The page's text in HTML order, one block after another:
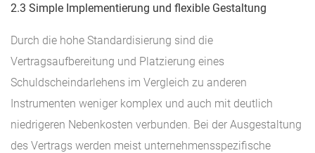
2.3 Simple Implementierung und flexible Gestaltung
Durch die hohe Standardisierung sind die
Vertragsaufbereitung und Platzierung eines
Schuldscheindarlehens im Vergleich zu anderen
Instrumenten weniger komplex und auch mit deutlich
niedrigeren Nebenkosten verbunden. Bei der Ausgestaltung
des Vertrags werden meist unternehmensspezifische